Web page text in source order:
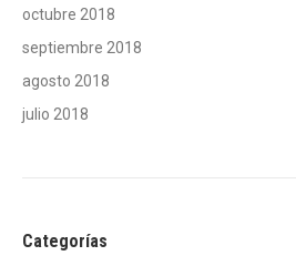
octubre 2018
septiembre 2018
agosto 2018
julio 2018
Categorías